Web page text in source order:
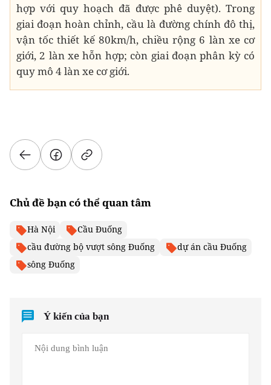
hợp với quy hoạch đã được phê duyệt). Trong
giai đoạn hoàn chỉnh, cầu là đường chính đô thị,
vận tốc thiết kế 80km/h, chiều rộng 6 làn xe cơ
giới, 2 làn xe hỗn hợp; còn giai đoạn phân kỳ có
quy mô 4 làn xe cơ giới.
Chủ đề bạn có thể quan tâm
Hà Nội
Cầu Đuống
cầu đường bộ vượt sông Đuống
dự án cầu Đuống
sông Đuống
Ý kiến của bạn